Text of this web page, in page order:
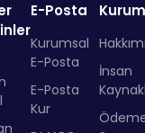
E-Posta
Kurumsal
E-Posta
E-Posta
Kur
İnsan